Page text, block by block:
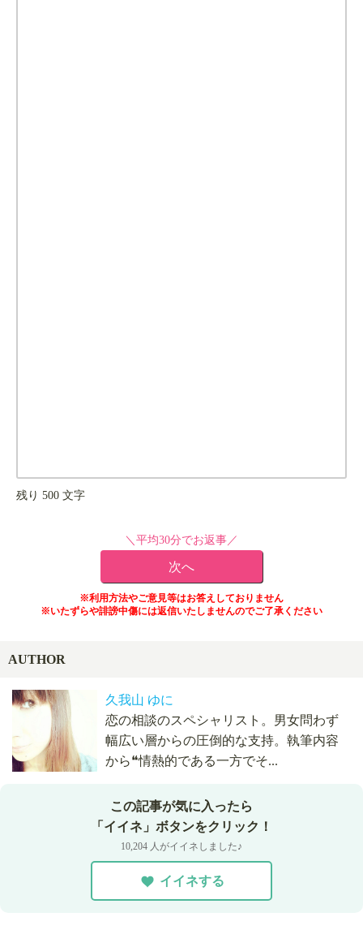
残り 500 文字
＼平均30分でお返事／
※利用方法やご意見等はお答えしておりません
※いたずらや誹謗中傷には返信いたしませんのでご了承ください
AUTHOR
久我山 ゆに
恋の相談のスペシャリスト。男女問わず
幅広い層からの圧倒的な支持。執筆内容
から❝情熱的である一方でそ...
この記事が気に入ったら
「イイネ」ボタンをクリック！
10,204 人がイイネしました♪
イイネする
本日003人が相談済！